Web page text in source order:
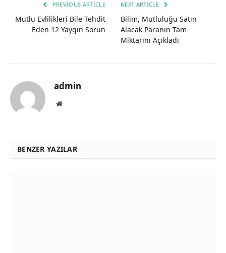
PREVIOUS ARTICLE
Mutlu Evlilikleri Bile Tehdit
Eden 12 Yaygın Sorun
NEXT ARTICLE
Bilim, Mutluluğu Satın
Alacak Paranın Tam
Miktarını Açıkladı
admin
Website
BENZER YAZILAR